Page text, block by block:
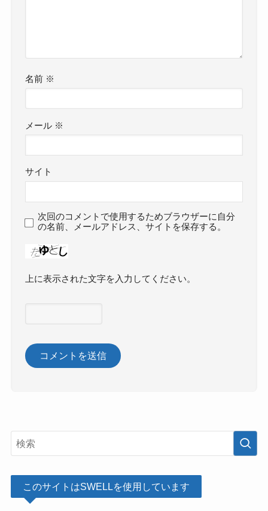
名前 ※
メール ※
サイト
次回のコメントで使用するためブラウザーに自分
の名前、メールアドレス、サイトを保存する。
上に表示された文字を入力してください。
このサイトはSWELLを使用しています